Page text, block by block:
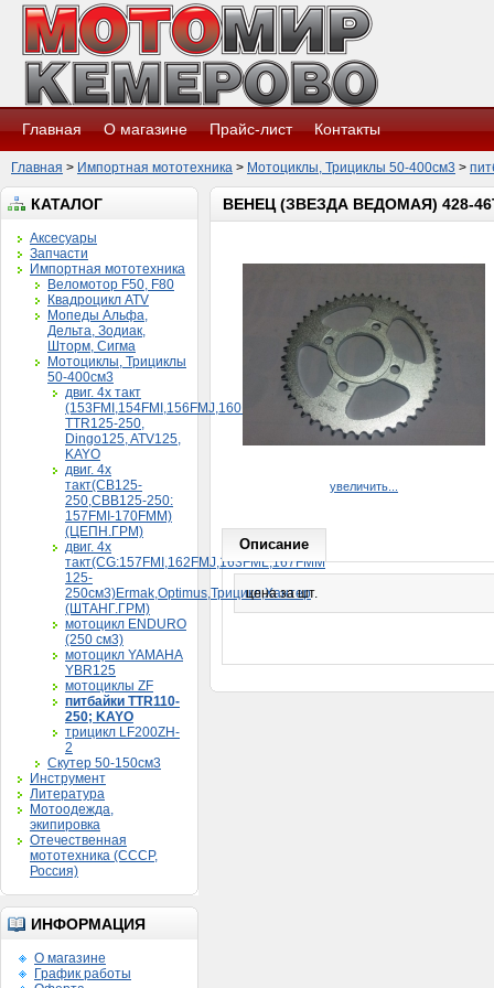
Главная О магазине Прайс-лист Контакты
Главная > Импортная мототехника > Мотоциклы, Трициклы 50-400см3 >
КАТАЛОГ
Аксесуары
Запчасти
Импортная мототехника
Веломотор F50, F80
Квадроцикл ATV
Мопеды Альфа,
Дельта, Зодиак,
Шторм, Сигма
Мотоциклы, Трициклы
50-400см3
двиг. 4х такт
(153FMI,154FMI,156FMJ,160FMK)
TTR125-250,
Dingo125, ATV125,
KAYO
двиг. 4х
такт(CB125-
250,CBB125-250:
157FMI-170FMM)
(ЦЕПН.ГРМ)
двиг. 4х
такт(CG:157FMI,162FMJ,163FML,167FMM
125-
250см3)Ermak,Optimus,Трицикл,Хантер
(ШТАНГ.ГРМ)
мотоцикл ENDURO
(250 см3)
мотоцикл YAMAHA
YBR125
мотоциклы ZF
питбайки TTR110-
250; KAYO
трицикл LF200ZH-
2
Скутер 50-150см3
Инструмент
Литература
Мотоодежда,
экипировка
Отечественная
мототехника (СССР,
Россия)
ИНФОРМАЦИЯ
О магазине
График работы
ВЕНЕЦ (ЗВЕЗДА ВЕДОМАЯ) 428-
увеличить...
Описание
цена за шт.